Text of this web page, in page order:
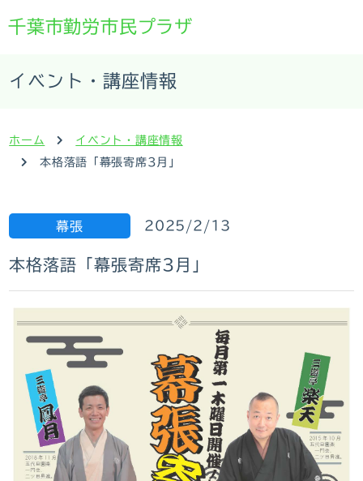
千葉市勤労市民プラザ
イベント・講座情報
ホーム
イベント・講座情報
本格落語「幕張寄席3月」
幕張 2025/2/13
本格落語「幕張寄席3月」